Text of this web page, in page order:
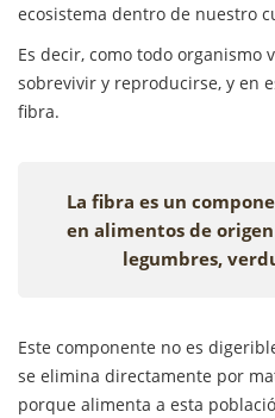
ecosistema dentro de nuestro
Es decir, como todo organismo
sobrevivir y reproducirse, y en
fibra.
La fibra es un
en alimentos de
legumbres,
Este componente no es
se elimina directamente por
porque alimenta a esta